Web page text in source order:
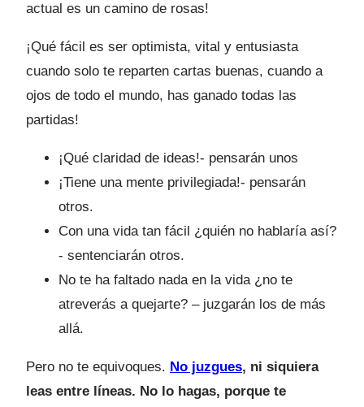
actual es un camino de rosas!
¡Qué fácil es ser optimista, vital y entusiasta
cuando solo te reparten cartas buenas, cuando a
ojos de todo el mundo, has ganado todas las
partidas!
¡Qué claridad de ideas!- pensarán unos
¡Tiene una mente privilegiada!- pensarán
otros.
Con una vida tan fácil ¿quién no hablaría así?
- sentenciarán otros.
No te ha faltado nada en la vida ¿no te
atreverás a quejarte? – juzgarán los de más
allá.
Pero no te equivoques. No juzgues, ni siquiera
leas entre líneas. No lo hagas, porque te